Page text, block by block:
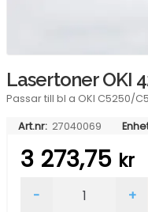
Lasertoner OKI
Passar till bl a OKI C5250/
Art.nr: 27040069
3 273,75 kr
OKI
- +